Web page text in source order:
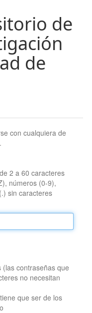
de
de
con cualquiera de
.
2 a 60 caracteres
números (0-9),
sin caracteres
contraseñas que
no necesitan
que ser de los